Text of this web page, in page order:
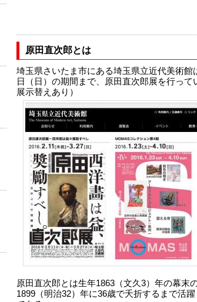
原田直次郎とは
埼玉県さいたま市にある埼玉県立近代美術館
日（日）の期間まで、原田直次郎展を行って
展示替えあり）
原田直次郎とは生年1863（文久3）年の幕末
1899（明治32）年に36歳で夭折するまで活